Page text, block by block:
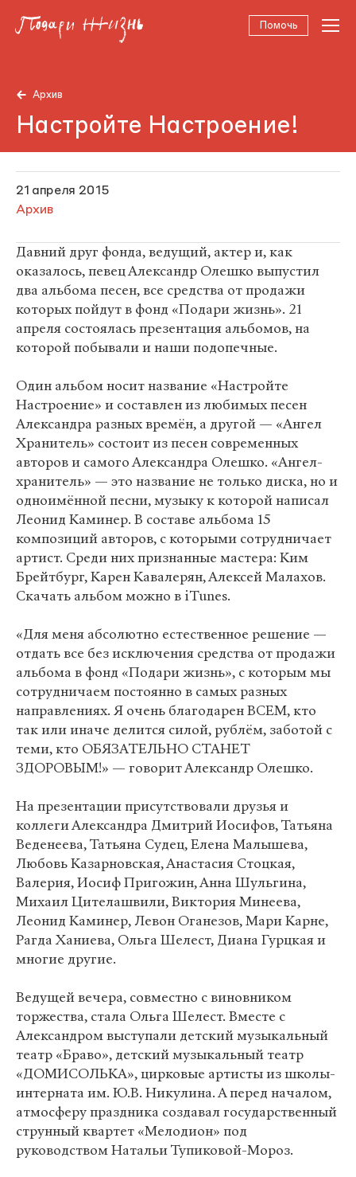
Помочь
Архив
Настройте Настроение!
21 апреля 2015
Архив
Давний друг фонда, ведущий, актер и, как
оказалось, певец Александр Олешко выпустил
два альбома песен, все средства от продажи
которых пойдут в фонд «Подари жизнь». 21
апреля состоялась презентация альбомов, на
которой побывали и наши подопечные.
Один альбом носит название «Настройте
Настроение» и составлен из любимых песен
Александра разных времён, а другой — «Ангел
Хранитель» состоит из песен современных
авторов и самого Александра Олешко. «Ангел-
хранитель» — это название не только диска, но и
одноимённой песни, музыку к которой написал
Леонид Каминер. В составе альбома 15
композиций авторов, с которыми сотрудничает
артист. Среди них признанные мастера: Ким
Брейтбург, Карен Кавалерян, Алексей Малахов.
Скачать альбом можно в iTunes.
«Для меня абсолютно естественное решение —
отдать все без исключения средства от продажи
альбома в фонд «Подари жизнь», с которым мы
сотрудничаем постоянно в самых разных
направлениях. Я очень благодарен ВСЕМ, кто
так или иначе делится силой, рублём, заботой с
теми, кто ОБЯЗАТЕЛЬНО СТАНЕТ
ЗДОРОВЫМ!» — говорит Александр Олешко.
На презентации присутствовали друзья и
коллеги Александра Дмитрий Иосифов, Татьяна
Веденеева, Татьяна Судец, Елена Малышева,
Любовь Казарновская, Анастасия Стоцкая,
Валерия, Иосиф Пригожин, Анна Шульгина,
Михаил Цителашвили, Виктория Минеева,
Леонид Каминер, Левон Оганезов, Мари Карне,
Рагда Ханиева, Ольга Шелест, Диана Гурцкая и
многие другие.
Ведущей вечера, совместно с виновником
торжества, стала Ольга Шелест. Вместе с
Александром выступали детский музыкальный
театр «Браво», детский музыкальный театр
«ДОМИСОЛЬКА», цирковые артисты из школы-
интерната им. Ю.В. Никулина. А перед началом,
атмосферу праздника создавал государственный
струнный квартет «Мелодион» под
руководством Натальи Тупиковой-Мороз.